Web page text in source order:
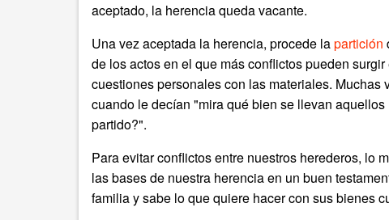
aceptado, la herencia queda vacante.
Una vez aceptada la herencia, procede lapartición
de los actos en el que más conflictos pueden
cuestiones personales con las materiales.
cuando le decían "mira qué bien se llevan
partido?".
Para evitar conflictos entre nuestros herederos, lo
las bases de nuestra herencia en un buen
familia y sabe lo que quiere hacer con sus bienes